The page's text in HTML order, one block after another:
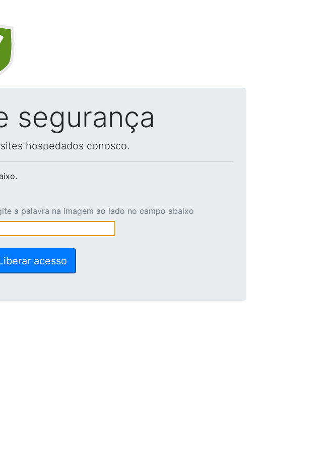
segurança
hospedados conosco.
a palavra na imagem ao lado no campo abaixo